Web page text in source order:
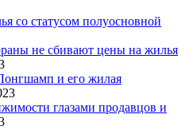
со статусом полуосновной
не сбивают цены на жилья
и его жилая
глазами продавцов и